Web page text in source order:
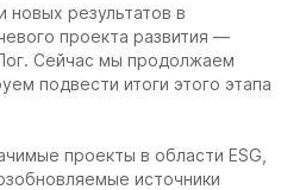
новых результатов в
проекта развития —
Сейчас мы продолжаем
подвести итоги этого этапа
проекты в области ESG,
источники